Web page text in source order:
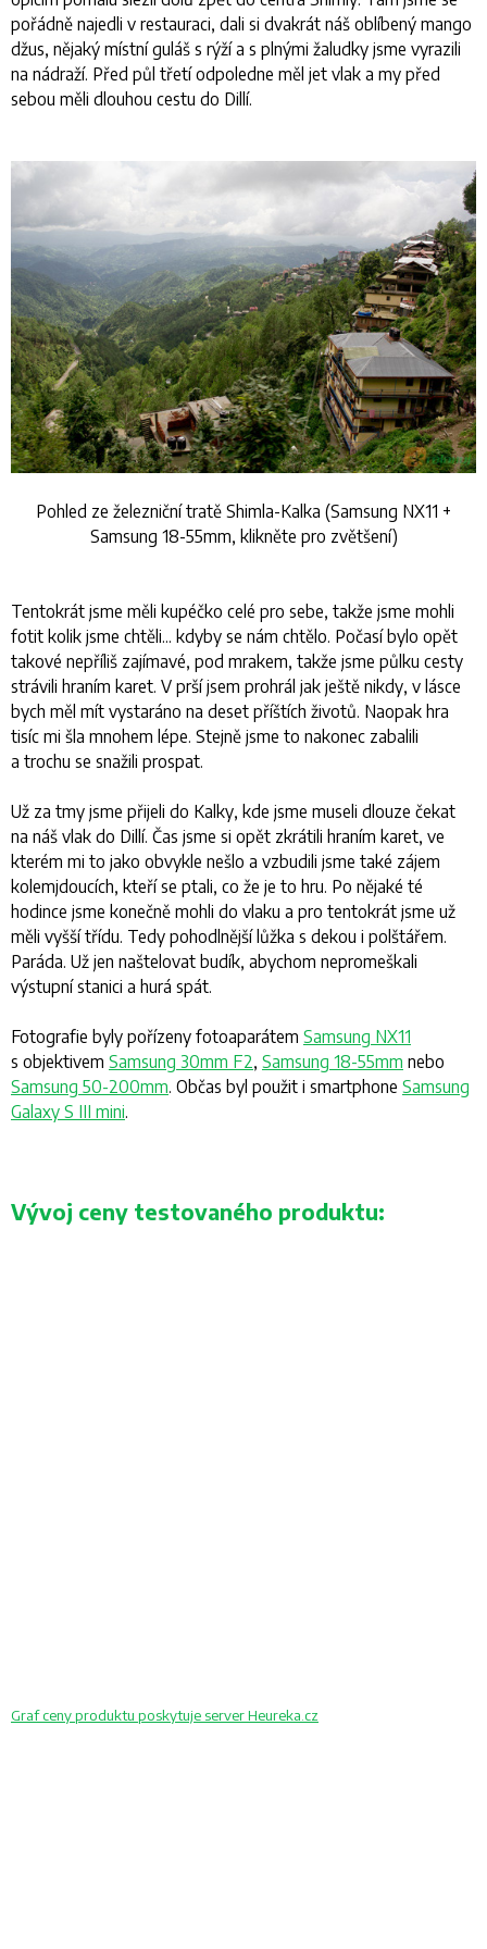
pořádně najedli v restauraci, dali si dvakrát náš oblíbený mango
džus, nějaký místní guláš s rýží a s plnými žaludky jsme vyrazili
na nádraží. Před půl třetí odpoledne měl jet vlak a my před
sebou měli dlouhou cestu do Dillí.
Pohled ze železniční tratě Shimla-Kalka (Samsung NX11 +
Samsung 18-55mm, klikněte pro zvětšení)
Tentokrát jsme měli kupéčko celé pro sebe, takže jsme mohli
fotit kolik jsme chtěli... kdyby se nám chtělo. Počasí bylo opět
takové nepříliš zajímavé, pod mrakem, takže jsme půlku cesty
strávili hraním karet. V prší jsem prohrál jak ještě nikdy, v lásce
bych měl mít vystaráno na deset příštích životů. Naopak hra
tisíc mi šla mnohem lépe. Stejně jsme to nakonec zabalili
a trochu se snažili prospat.
Už za tmy jsme přijeli do Kalky, kde jsme museli dlouze čekat
na náš vlak do Dillí. Čas jsme si opět zkrátili hraním karet, ve
kterém mi to jako obvykle nešlo a vzbudili jsme také zájem
kolemjdoucích, kteří se ptali, co že je to hru. Po nějaké té
hodince jsme konečně mohli do vlaku a pro tentokrát jsme už
měli vyšší třídu. Tedy pohodlnější lůžka s dekou i polštářem.
Paráda. Už jen naštelovat budík, abychom nepromeškali
výstupní stanici a hurá spát.
Fotografie byly pořízeny fotoaparátem Samsung NX11
s objektivem Samsung 30mm F2 Samsung 18-55mm nebo
Samsung 50-200mm . Občas byl použit i smartphone Samsung
Galaxy S III mini
Vývoj ceny testovaného produktu:
Graf ceny produktu poskytuje server Heureka.cz